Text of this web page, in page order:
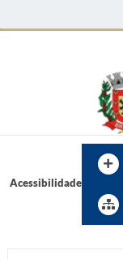
Acessibilidade